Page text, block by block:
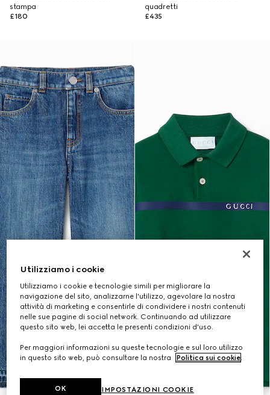
stampa
£180
quadretti
£435
Utilizziamo i cookie
Utilizziamo i cookie e tecnologie simili per migliorare la
navigazione del sito, analizzarne l'utilizzo, agevolare la nostra
attività di marketing e consentirle di condividere i nostri contenuti
nelle sue pagine di social network. Continuando ad utilizzare
questo sito web, lei accetta le presenti condizioni d'uso.
Per maggiori informazioni su queste tecnologie e sul loro utilizzo
in questo sito web, può consultare la nostra
Politica sui cookie.
IMPOSTAZIONI COOKIE
OK